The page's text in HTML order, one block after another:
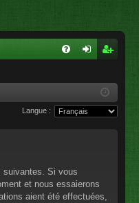
xi
cri
pti
Langue :
suivantes. Si vous
et nous essaierons
aient été effectuées,